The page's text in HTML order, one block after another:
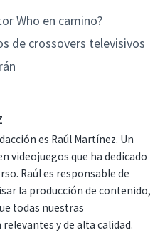
Who en camino?
de crossovers televisivos
es Raúl Martínez. Un
videojuegos que ha dedicado
Raúl es responsable de
la producción de contenido,
todas nuestras
y de alta calidad.